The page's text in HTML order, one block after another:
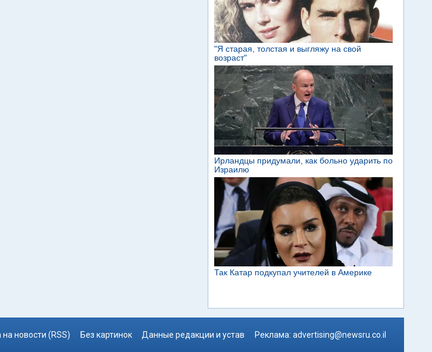
на новости (RSS) Без картинок Данные редакции и устав Реклама: advertising@newsru.co.il